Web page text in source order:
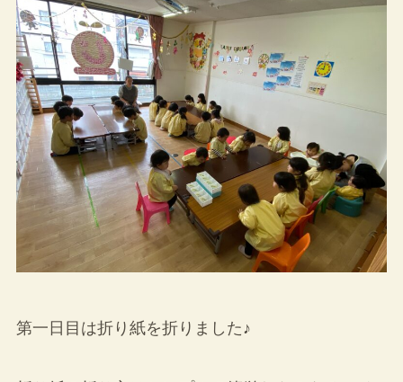
第一日目は折り紙を折りました♪